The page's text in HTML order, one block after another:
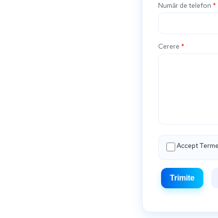
Număr de telefon *
Cerere *
Accept